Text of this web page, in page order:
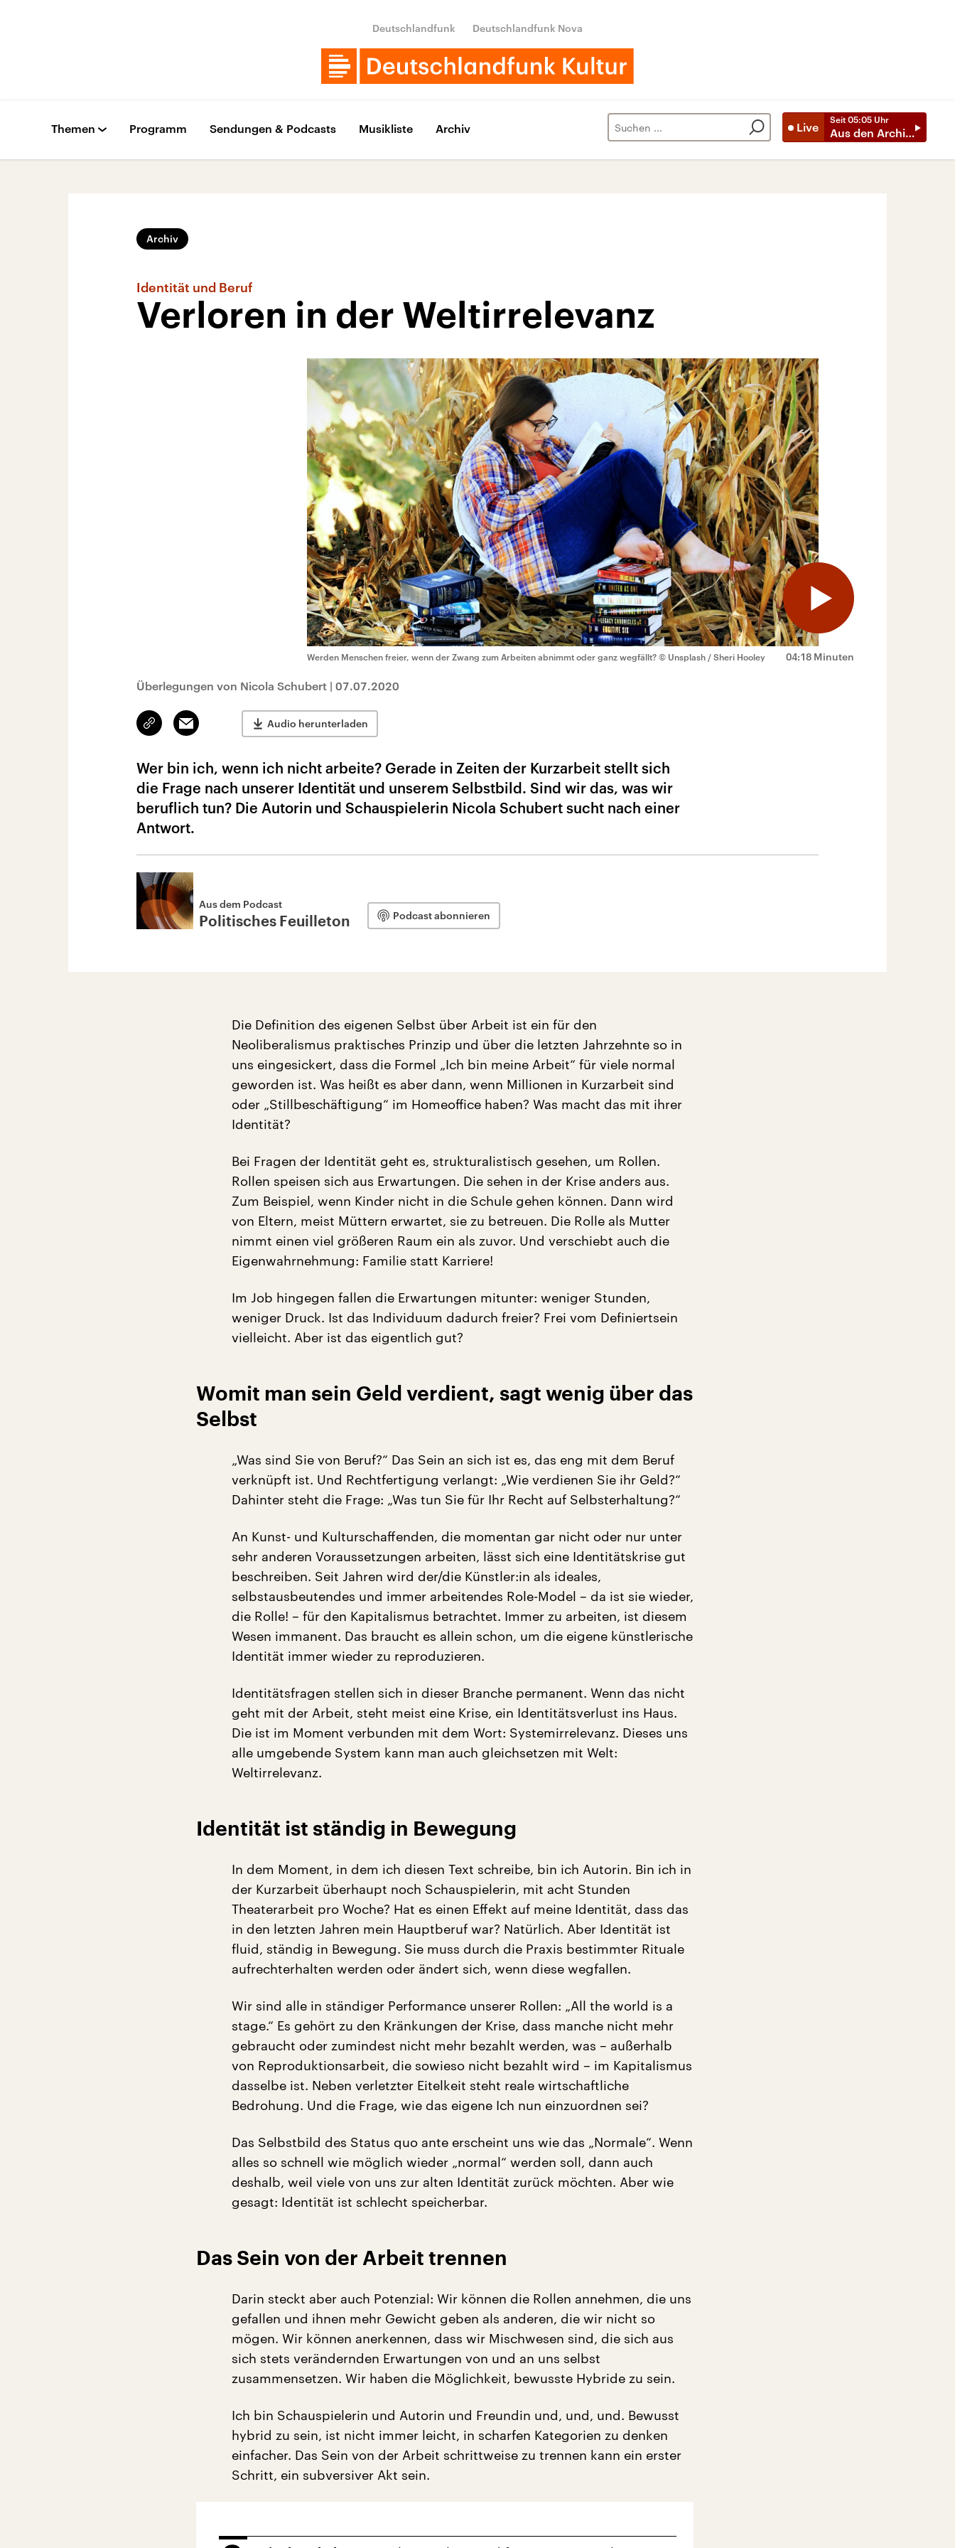
Deutschlandfunk Deutschlandfunk Nova
Live
Seit 05:05 Uhr
Aus den Archiven
Themen Programm Sendungen & Podcasts Musikliste Archiv
Archiv
Identität und Beruf
Verloren in der Weltirrelevanz
04:18 Minuten
Werden Menschen freier, wenn der Zwang zum Arbeiten abnimmt oder ganz wegfällt? © Unsplash / Sheri Hooley
Überlegungen von Nicola Schubert | 07.07.2020
Link
kopieren/teilen
Email Audio herunterladen
Wer bin ich, wenn ich nicht arbeite? Gerade in Zeiten der Kurzarbeit stellt sich
die Frage nach unserer Identität und unserem Selbstbild. Sind wir das, was wir
beruflich tun? Die Autorin und Schauspielerin Nicola Schubert sucht nach einer
Antwort.
Aus dem Podcast
Politisches Feuilleton Podcast abonnieren
Die Definition des eigenen Selbst über Arbeit ist ein für den
Neoliberalismus praktisches Prinzip und über die letzten Jahrzehnte so in
uns eingesickert, dass die Formel „Ich bin meine Arbeit“ für viele normal
geworden ist. Was heißt es aber dann, wenn Millionen in Kurzarbeit sind
oder „Stillbeschäftigung“ im Homeoffice haben? Was macht das mit ihrer
Identität?
Bei Fragen der Identität geht es, strukturalistisch gesehen, um Rollen.
Rollen speisen sich aus Erwartungen. Die sehen in der Krise anders aus.
Zum Beispiel, wenn Kinder nicht in die Schule gehen können. Dann wird
von Eltern, meist Müttern erwartet, sie zu betreuen. Die Rolle als Mutter
nimmt einen viel größeren Raum ein als zuvor. Und verschiebt auch die
Eigenwahrnehmung: Familie statt Karriere!
Im Job hingegen fallen die Erwartungen mitunter: weniger Stunden,
weniger Druck. Ist das Individuum dadurch freier? Frei vom Definiertsein
vielleicht. Aber ist das eigentlich gut?
Womit man sein Geld verdient, sagt wenig über das
Selbst
„Was sind Sie von Beruf?“ Das Sein an sich ist es, das eng mit dem Beruf
verknüpft ist. Und Rechtfertigung verlangt: „Wie verdienen Sie ihr Geld?“
Dahinter steht die Frage: „Was tun Sie für Ihr Recht auf Selbsterhaltung?“
An Kunst- und Kulturschaffenden, die momentan gar nicht oder nur unter
sehr anderen Voraussetzungen arbeiten, lässt sich eine Identitätskrise gut
beschreiben. Seit Jahren wird der/die Künstler:in als ideales,
selbstausbeutendes und immer arbeitendes Role-Model – da ist sie wieder,
die Rolle! – für den Kapitalismus betrachtet. Immer zu arbeiten, ist diesem
Wesen immanent. Das braucht es allein schon, um die eigene künstlerische
Identität immer wieder zu reproduzieren.
Identitätsfragen stellen sich in dieser Branche permanent. Wenn das nicht
geht mit der Arbeit, steht meist eine Krise, ein Identitätsverlust ins Haus.
Die ist im Moment verbunden mit dem Wort: Systemirrelevanz. Dieses uns
alle umgebende System kann man auch gleichsetzen mit Welt:
Weltirrelevanz.
Identität ist ständig in Bewegung
In dem Moment, in dem ich diesen Text schreibe, bin ich Autorin. Bin ich in
der Kurzarbeit überhaupt noch Schauspielerin, mit acht Stunden
Theaterarbeit pro Woche? Hat es einen Effekt auf meine Identität, dass das
in den letzten Jahren mein Hauptberuf war? Natürlich. Aber Identität ist
fluid, ständig in Bewegung. Sie muss durch die Praxis bestimmter Rituale
aufrechterhalten werden oder ändert sich, wenn diese wegfallen.
Wir sind alle in ständiger Performance unserer Rollen: „All the world is a
stage.“ Es gehört zu den Kränkungen der Krise, dass manche nicht mehr
gebraucht oder zumindest nicht mehr bezahlt werden, was – außerhalb
von Reproduktionsarbeit, die sowieso nicht bezahlt wird – im Kapitalismus
dasselbe ist. Neben verletzter Eitelkeit steht reale wirtschaftliche
Bedrohung. Und die Frage, wie das eigene Ich nun einzuordnen sei?
Das Selbstbild des Status quo ante erscheint uns wie das „Normale“. Wenn
alles so schnell wie möglich wieder „normal“ werden soll, dann auch
deshalb, weil viele von uns zur alten Identität zurück möchten. Aber wie
gesagt: Identität ist schlecht speicherbar.
Das Sein von der Arbeit trennen
Darin steckt aber auch Potenzial: Wir können die Rollen annehmen, die uns
gefallen und ihnen mehr Gewicht geben als anderen, die wir nicht so
mögen. Wir können anerkennen, dass wir Mischwesen sind, die sich aus
sich stets verändernden Erwartungen von und an uns selbst
zusammensetzen. Wir haben die Möglichkeit, bewusste Hybride zu sein.
Ich bin Schauspielerin und Autorin und Freundin und, und, und. Bewusst
hybrid zu sein, ist nicht immer leicht, in scharfen Kategorien zu denken
einfacher. Das Sein von der Arbeit schrittweise zu trennen kann ein erster
Schritt, ein subversiver Akt sein.